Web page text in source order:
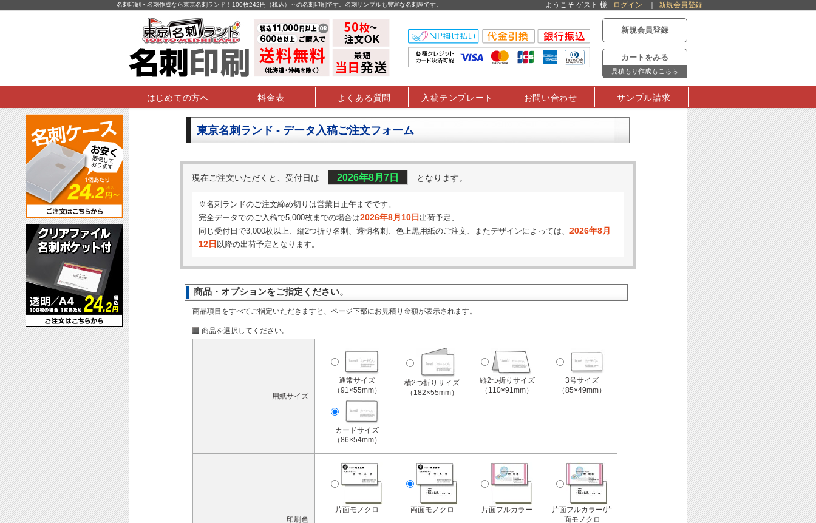
名刺印刷・名刺作成なら東京名刺ランド！100枚242円（税込）～の名刺印刷です。名刺サンプルも豊富な名刺屋です。 ようこそ ゲスト 様 ログイン 新規会員登録
新規会員登録
カートをみる
見積もり作成もこちら
はじめての方へ 料金表 よくある質問 入稿テンプレート お問い合わせ サンプル請求
東京名刺ランド - データ入稿ご注文フォーム
現在ご注文いただくと、受付日は 2026年8月7日 となります。
※名刺ランドのご注文締め切りは営業日正午までです。
完全データでのご入稿で5,000枚までの場合は2026年8月10日 出荷予定、
同じ受付日で3,000枚以上、縦2つ折り名刺、透明名刺、 色上黒用紙のご注文、またデザインによっては、 2026年8月
12日 以降の出荷予定となります。
商品・オプションをご指定ください。
商品項目をすべてご指定いただきますと、ページ下部にお見積り金額が表示されます。
商品を選択してください。
用紙サイズ
通常サイズ
（91×55mm）
横2つ折りサイズ
（182×55mm）
縦2つ折りサイズ
（110×91mm）
3号サイズ
（85×49mm）
カードサイズ
（86×54mm）
印刷色
片面モノクロ 両面モノクロ 片面フルカラー
片面フルカラー/片
面モノクロ